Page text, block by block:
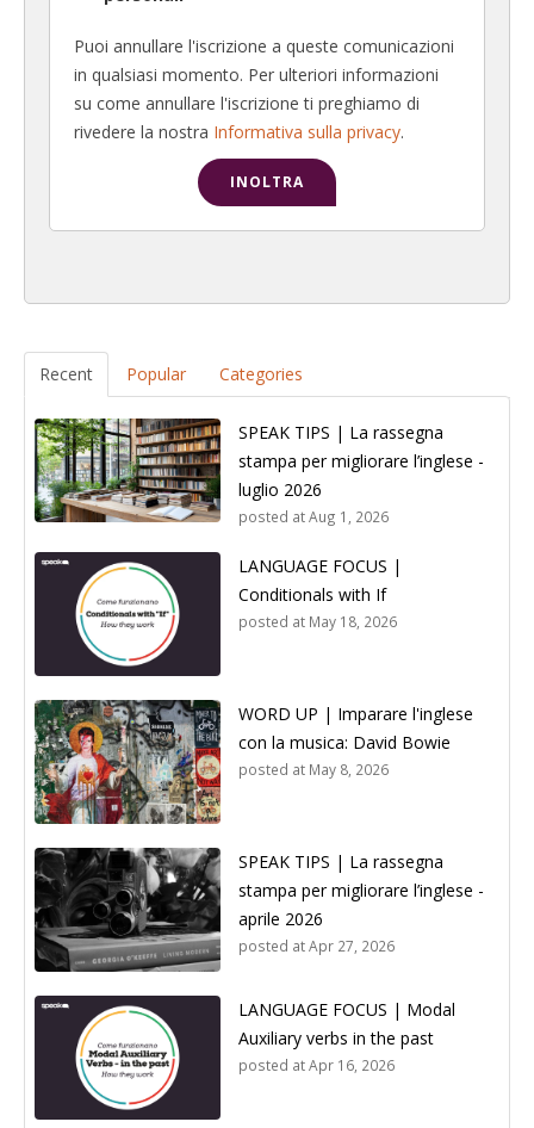
Puoi annullare l'iscrizione a queste comunicazioni
in qualsiasi momento. Per ulteriori informazioni
su come annullare l'iscrizione ti preghiamo di
rivedere la nostra Informativa sulla privacy.
Recent Popular Categories
SPEAK TIPS | La rassegna
stampa per migliorare l’inglese -
luglio 2026
posted atAug 1, 2026
LANGUAGE FOCUS |
Conditionals with If
posted at May 18, 2026
WORD UP | Imparare l'inglese
con la musica: David Bowie
posted at May 8, 2026
SPEAK TIPS | La rassegna
stampa per migliorare l’inglese -
aprile 2026
posted atApr 27, 2026
LANGUAGE FOCUS | Modal
Auxiliary verbs in the past
posted atApr 16, 2026